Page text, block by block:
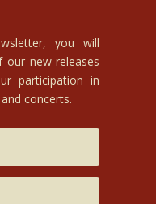
you will
new releases
participation in
concerts.